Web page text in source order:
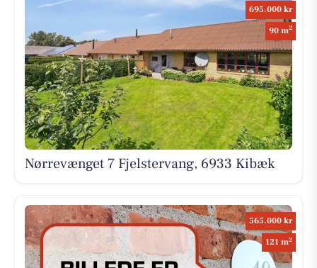
695.000 kr
90 m2
Nørrevænget 7 Fjelstervang, 6933 Kibæk
565.000 kr
121 m2